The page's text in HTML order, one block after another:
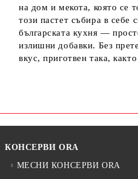
на дом и мекота, която се
този пастет събира в себе
българската кухня —
излишни добавки. Без
вкус, приготвен така,
КОНСЕРВИ ORA
МЕСНИ КОНСЕРВИ ORA